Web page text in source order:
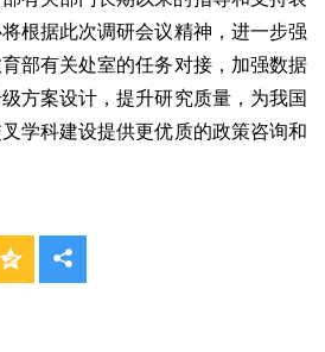
根据此次调研会议精神，进一步强
部有关处室的任务对接，加强数据
方案设计，提升研究质量，为我国
学科建设提供更优质的政策咨询和